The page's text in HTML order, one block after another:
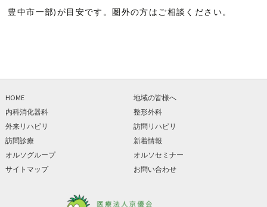
豊中市一部)が目安です。圏外の方はご相談ください。
HOME
地域の皆様へ
内科消化器科
整形外科
外来リハビリ
訪問リハビリ
訪問診療
新着情報
オルソグループ
オルソセミナー
サイトマップ
お問い合わせ